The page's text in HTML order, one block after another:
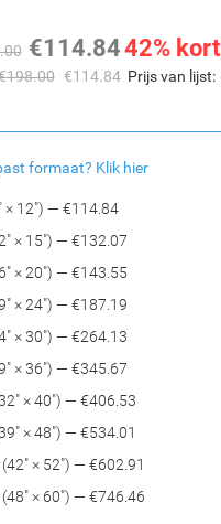
€114.8442%
198.00 €114.84 Prijs van lijst:
formaat? Klik hier
× 12") — €114.84
× 15") — €132.07
× 20") — €143.55
× 24") — €187.19
× 30") — €264.13
× 36") — €345.67
× 40") — €406.53
× 48") — €534.01
× 52") — €602.91
× 60") — €746.46